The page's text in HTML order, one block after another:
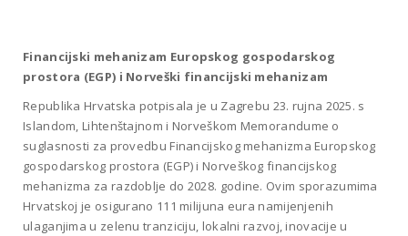
Financijski mehanizam Europskog gospodarskog
prostora (EGP) i Norveški financijski mehanizam
Republika Hrvatska potpisala je u Zagrebu 23. rujna 2025. s
Islandom, Lihtenštajnom i Norveškom Memorandume o
suglasnosti za provedbu Financijskog mehanizma Europskog
gospodarskog prostora (EGP) i Norveškog financijskog
mehanizma za razdoblje do 2028. godine. Ovim sporazumima
Hrvatskoj je osigurano 111 milijuna eura namijenjenih
ulaganjima u zelenu tranziciju, lokalni razvoj, inovacije u